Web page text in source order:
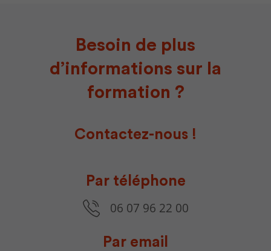
Besoin de plus
d’informations sur la
formation ?
Contactez-nous !
Par téléphone
06 07 96 22 00
Par email